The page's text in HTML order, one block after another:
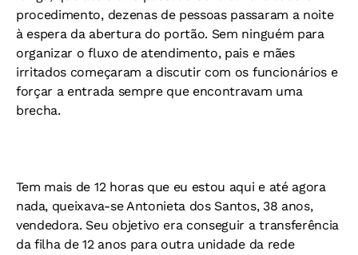
procedimento, dezenas de pessoas passaram a noite
à espera da abertura do portão. Sem ninguém para
organizar o fluxo de atendimento, pais e mães
irritados começaram a discutir com os funcionários e
forçar a entrada sempre que encontravam uma
brecha.
Tem mais de 12 horas que eu estou aqui e até agora
nada, queixava-se Antonieta dos Santos, 38 anos,
vendedora. Seu objetivo era conseguir a transferência
da filha de 12 anos para outra unidade da rede